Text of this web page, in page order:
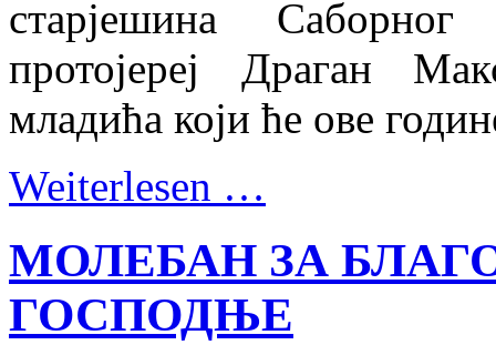
старјешина
протојереј Драган
младића који ће ове
Weiterlesen …
МОЛЕБАН ЗА
ГОСПОДЊЕ